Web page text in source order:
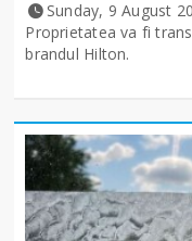
Sunday, 9 August
Proprietatea va fi
brandul Hilton.